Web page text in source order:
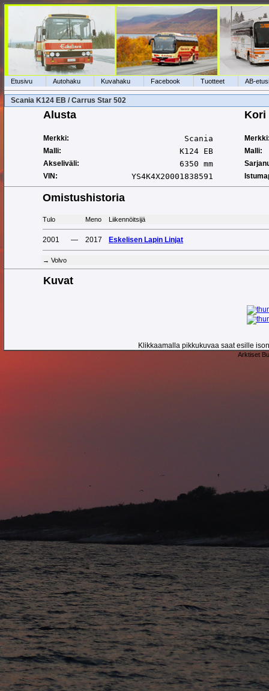
Etusivu Autohaku Kuvahaku Facebook Tuotteet AB-
Scania K124 EB / Carrus Star 502
Alusta Kori
Merkki: Scania
Malli:
K124 EB
Malli:
Akseliväli:
6350 mm
VIN:
YS4K4X20001838591
Omistushistoria
Tulo Meno Liikennöitsijä
2001 — 2017 Eskelisen Lapin Linjat
→ Volvo
Kuvat
Klikkaamalla pikkukuvaa saat esille
Arktiset